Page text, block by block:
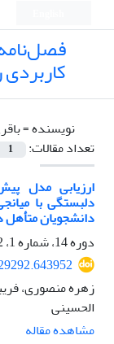
نویسنده =
تعداد مقالات:
1
ارزیابی مدل
دلبستگی با
دانشجویان متأهل
دوره 14، شماره 1، 1402، صفحه
زهره منصوری،
الحسینی
مشاهده مقاله